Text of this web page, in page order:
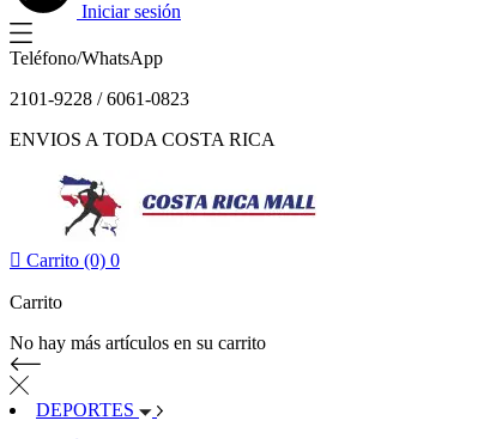
Iniciar sesión
Teléfono/WhatsApp
2101-9228 / 6061-0823
ENVIOS A TODA COSTA RICA
 Carrito (0) 0
Carrito
No hay más artículos en su carrito
DEPORTES